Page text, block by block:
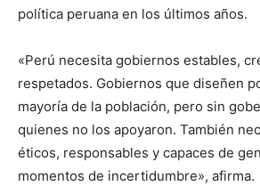
política peruana en los últimos años.
«Perú necesita gobiernos estables,
respetados. Gobiernos que diseñen
mayoría de la población, pero sin
quienes no los apoyaron. También
éticos, responsables y capaces de
momentos de incertidumbre», afirma.